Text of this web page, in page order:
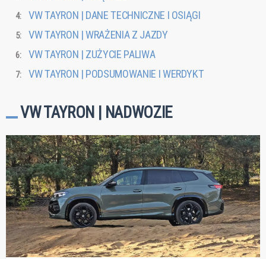
VW TAYRON | DANE TECHNICZNE I OSIĄGI
VW TAYRON | WRAŻENIA Z JAZDY
VW TAYRON | ZUŻYCIE PALIWA
VW TAYRON | PODSUMOWANIE I WERDYKT
VW TAYRON | NADWOZIE